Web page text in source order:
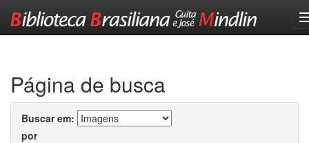
Página de busca
Buscar em:
por